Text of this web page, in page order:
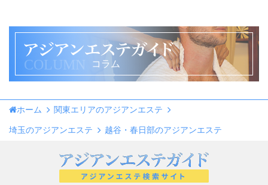
COLUMN コラム
ホーム 関東エリアのアジアンエステ
埼玉のアジアンエステ 越谷・春日部のアジアンエステ